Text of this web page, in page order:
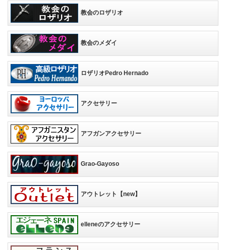
教会のロザリオ
教会のメダイ
ロザリオPedro Hernado
アクセサリー
アフガンアクセサリー
Grao-Gayoso
アウトレット【new】
elleneのアクセサリー